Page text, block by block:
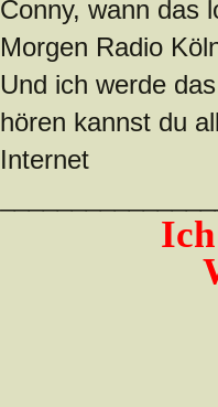
Conny, wann das
Morgen Radio
Und ich werde
hören kannst du
Internet